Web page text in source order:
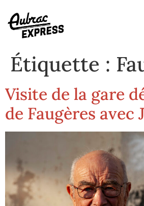
Étiquette :
Visite de la gare
de Faugères avec